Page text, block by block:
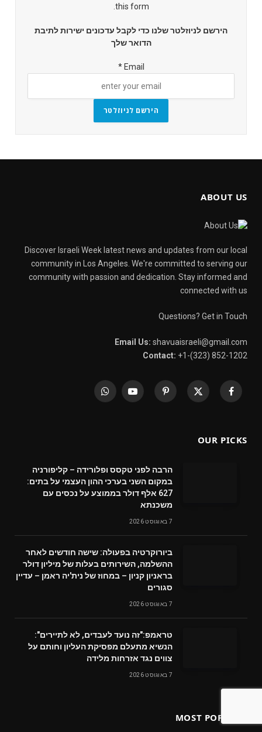
this form.
הירשם לניוזלטר שלנו כדי לקבל עדכונים ישירות לתיבת
הדואר שלך
Email
*
הירשם לניוזלטר
ABOUT US
Discover Israeli Week latest news and updates from our local
community in Los Angeles. We're committed to serving our
community with passion and dedication. Stay informed and
connected with us
Questions? Get in Touch
Email Us: shavuaisraeli@gmail.com
Contact: +1-(323) 852-1202
Facebook
X
Pinterest
YouTube
WhatsApp
OUR PICKS
הרבה לפני טקסס ופלורידה – קליפורניה
במקום השני בערכי ההון העצמי על בתים:
627 אלף דולר בממוצע על נכסים עם
משכנתא
7 באוגוסט 2026
ביורוקרטיה בפעולה: שישה חודשים לאחר
ההשלמה, השירותים בעלות של מיליון דולר
בראניון קניון – במחוז של נית'יה ראמן – עדיין
סגורים
7 באוגוסט 2026
טראמפ:"זה נועד לעבדים, לא לתיירים":
הנשיא מתעלם מפסיקת העליון וחותם על
צווים נגד אזרחות מלידה
7 באוגוסט 2026
MOST POPULAR